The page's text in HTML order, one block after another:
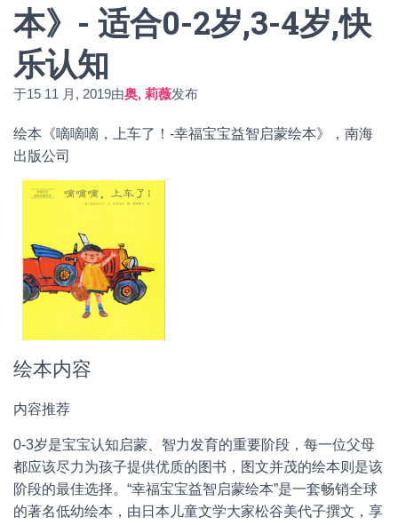
本》- 适合0-2岁,3-4岁,快
乐认知
于15 11 月, 2019由奥, 莉薇发布
绘本《嘀嘀嘀，上车了！-幸福宝宝益智启蒙绘本》，南海
出版公司
绘本内容
内容推荐
0-3岁是宝宝认知启蒙、智力发育的重要阶段，每一位父母
都应该尽力为孩子提供优质的图书，图文并茂的绘本则是该
阶段的最佳选择。“幸福宝宝益智启蒙绘本”是一套畅销全球
的著名低幼绘本，由日本儿童文学大家松谷美代子撰文，享